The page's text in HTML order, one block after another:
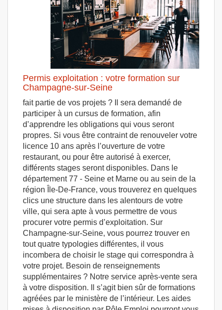
Permis exploitation : votre formation sur
Champagne-sur-Seine
fait partie de vos projets ? Il sera demandé de
participer à un cursus de formation, afin
d’apprendre les obligations qui vous seront
propres. Si vous être contraint de renouveler votre
licence 10 ans après l’ouverture de votre
restaurant, ou pour être autorisé à exercer,
différents stages seront disponibles. Dans le
département 77 - Seine et Marne ou au sein de la
région Île-De-France, vous trouverez en quelques
clics une structure dans les alentours de votre
ville, qui sera apte à vous permettre de vous
procurer votre permis d’exploitation. Sur
Champagne-sur-Seine, vous pourrez trouver en
tout quatre typologies différentes, il vous
incombera de choisir le stage qui correspondra à
votre projet. Besoin de renseignements
supplémentaires ? Notre service après-vente sera
à votre disposition. Il s’agit bien sûr de formations
agréées par le ministère de l’intérieur. Les aides